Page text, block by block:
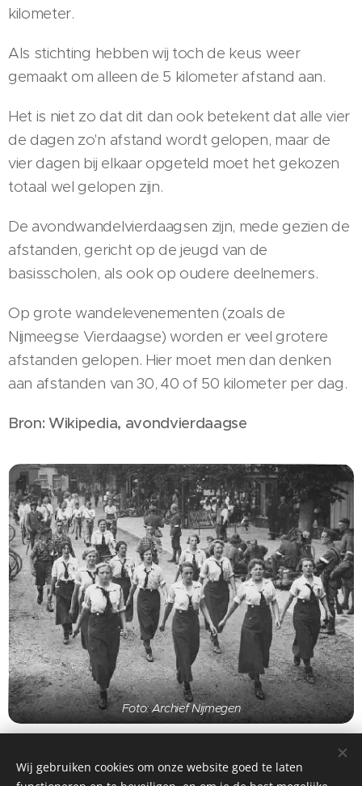
kilometer.
Als stichting hebben wij toch de keus weer
gemaakt om alleen de 5 kilometer afstand aan.
Het is niet zo dat dit dan ook betekent dat alle vier
de dagen zo'n afstand wordt gelopen, maar de
vier dagen bij elkaar opgeteld moet het gekozen
totaal wel gelopen zijn.
De avondwandelvierdaagsen zijn, mede gezien de
afstanden, gericht op de jeugd van de
basisscholen, als ook op oudere deelnemers.
Op grote wandelevenementen (zoals de
Nijmeegse Vierdaagse) worden er veel grotere
afstanden gelopen. Hier moet men dan denken
aan afstanden van 30, 40 of 50 kilometer per dag.
Bron: Wikipedia, avondvierdaagse
Foto: Archief Nijmegen
©2026 Stichting Avondvierdaagse Ysbrechtum e.o. - Alle rechten
Wij gebruiken cookies om onze website goed te laten